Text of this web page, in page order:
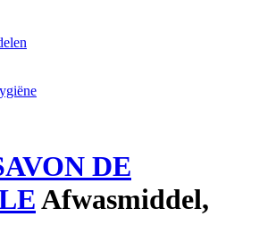
DE
Afwasmiddel,